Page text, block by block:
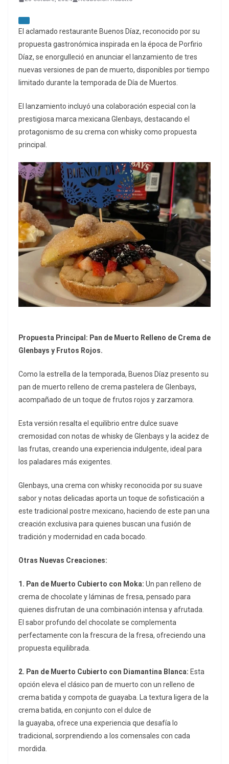
El aclamado restaurante Buenos Díaz, reconocido por su
propuesta gastronómica inspirada en la época de Porfirio
Díaz, se enorgulleció en anunciar el lanzamiento de tres
nuevas versiones de pan de muerto, disponibles por tiempo
limitado durante la temporada de Día de Muertos.
El lanzamiento incluyó una colaboración especial con la
prestigiosa marca mexicana Glenbays, destacando el
protagonismo de su crema con whisky como propuesta
principal.
Propuesta Principal: Pan de Muerto Relleno de Crema de
Glenbays y Frutos Rojos.
Como la estrella de la temporada, Buenos Díaz presento su
pan de muerto relleno de crema pastelera de Glenbays,
acompañado de un toque de frutos rojos y zarzamora.
Esta versión resalta el equilibrio entre dulce suave
cremosidad con notas de whisky de Glenbays y la acidez de
las frutas, creando una experiencia indulgente, ideal para
los paladares más exigentes.
Glenbays, una crema con whisky reconocida por su suave
sabor y notas delicadas aporta un toque de sofisticación a
este tradicional postre mexicano, haciendo de este pan una
creación exclusiva para quienes buscan una fusión de
tradición y modernidad en cada bocado.
Otras Nuevas Creaciones:
1. Pan de Muerto Cubierto con Moka: Un pan relleno de
crema de chocolate y láminas de fresa, pensado para
quienes disfrutan de una combinación intensa y afrutada.
El sabor profundo del chocolate se complementa
perfectamente con la frescura de la fresa, ofreciendo una
propuesta equilibrada.
2. Pan de Muerto Cubierto con Diamantina Blanca: Esta
opción eleva el clásico pan de muerto con un relleno de
crema batida y compota de guayaba. La textura ligera de la
crema batida, en conjunto con el dulce de
la guayaba, ofrece una experiencia que desafía lo
tradicional, sorprendiendo a los comensales con cada
mordida.